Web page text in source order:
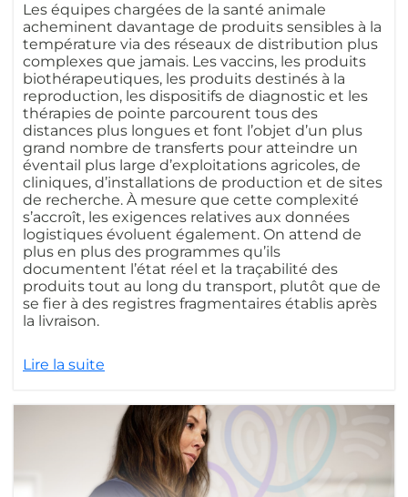
Les équipes chargées de la santé animale
acheminent davantage de produits sensibles à la
température via des réseaux de distribution plus
complexes que jamais. Les vaccins, les produits
biothérapeutiques, les produits destinés à la
reproduction, les dispositifs de diagnostic et les
thérapies de pointe parcourent tous des
distances plus longues et font l’objet d’un plus
grand nombre de transferts pour atteindre un
éventail plus large d’exploitations agricoles, de
cliniques, d’installations de production et de sites
de recherche. À mesure que cette complexité
s’accroît, les exigences relatives aux données
logistiques évoluent également. On attend de
plus en plus des programmes qu’ils
documentent l’état réel et la traçabilité des
produits tout au long du transport, plutôt que de
se fier à des registres fragmentaires établis après
la livraison.
Lire la suite